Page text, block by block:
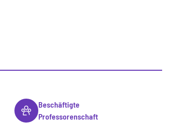
Beschäftigte
Professorenschaft